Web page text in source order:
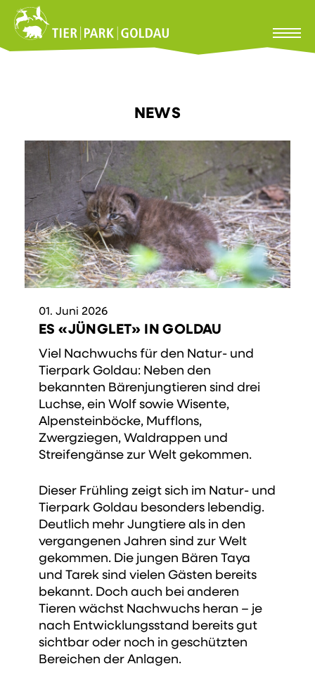
NEWS
01. Juni 2026
ES «JÜNGLET» IN GOLDAU
Viel Nachwuchs für den Natur- und
Tierpark Goldau: Neben den
bekannten Bärenjungtieren sind drei
Luchse, ein Wolf sowie Wisente,
Alpensteinböcke, Mufflons,
Zwergziegen, Waldrappen und
Streifengänse zur Welt gekommen.
Dieser Frühling zeigt sich im Natur- und
Tierpark Goldau besonders lebendig.
Deutlich mehr Jungtiere als in den
vergangenen Jahren sind zur Welt
gekommen. Die jungen Bären Taya
und Tarek sind vielen Gästen bereits
bekannt. Doch auch bei anderen
Tieren wächst Nachwuchs heran – je
nach Entwicklungsstand bereits gut
sichtbar oder noch in geschützten
Bereichen der Anlagen.